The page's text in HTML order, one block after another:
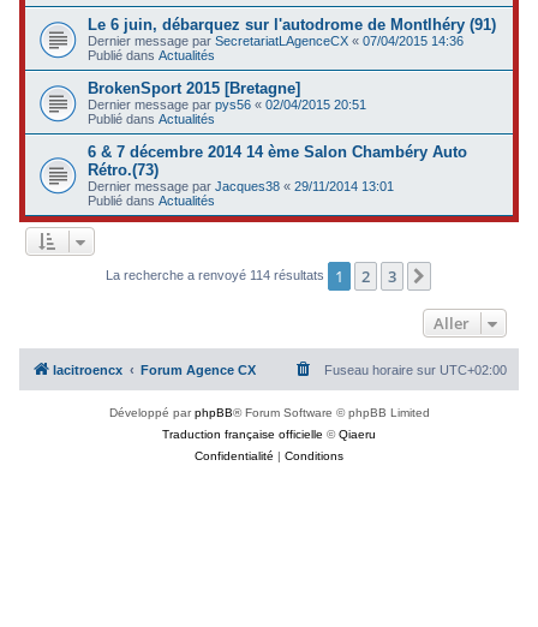
Le 6 juin, débarquez sur l'autodrome de Montlhéry (91)
Dernier message parSecretariatLAgenceCX «07/04/2015 14:36
Publié dansActualités
BrokenSport 2015 [Bretagne]
Dernier message parpys56 «02/04/2015 20:51
Publié dansActualités
6 & 7 décembre 2014 14 ème Salon Chambéry Auto
Rétro.(73)
Dernier message parJacques38 «29/11/2014 13:01
Publié dansActualités
La recherche a renvoyé 114 résultats 1 2 3
Aller
lacitroencx Forum Agence CX Fuseau horaire sur UTC+02:00
Développé parphpBB® Forum Software © phpBB Limited
Traduction française officielle ©Qiaeru
Confidentialité | Conditions